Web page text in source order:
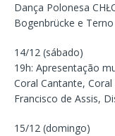
Dança Polonesa
Bogenbrücke e
14/12 (sábado)
19h: Apresentação
Coral Cantante,
Francisco de Assis,
15/12 (domingo)